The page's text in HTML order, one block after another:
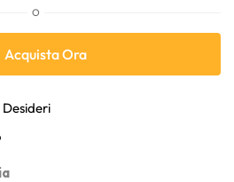
O
Acquista Ora